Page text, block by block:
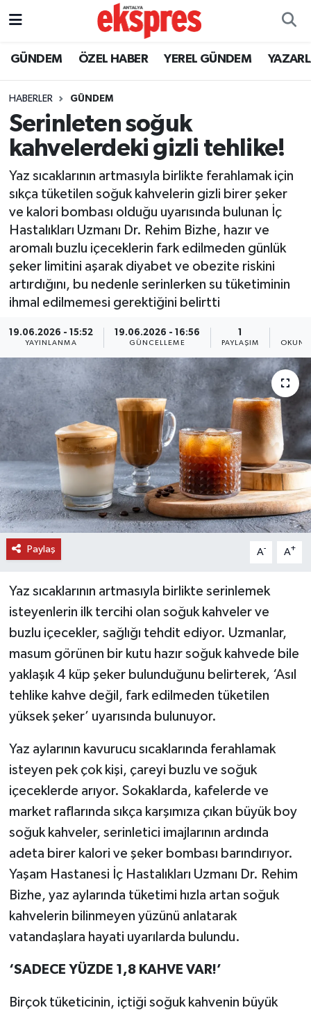
GÜNDEM ÖZEL HABER YEREL GÜNDEM
HABERLER GÜNDEM
Serinleten soğuk
kahvelerdeki gizli tehlike!
Yaz sıcaklarının artmasıyla birlikte ferahlamak için
sıkça tüketilen soğuk kahvelerin gizli birer şeker
ve kalori bombası olduğu uyarısında bulunan İç
Hastalıkları Uzmanı Dr. Rehim Bizhe, hazır ve
aromalı buzlu içeceklerin fark edilmeden günlük
şeker limitini aşarak diyabet ve obezite riskini
artırdığını, bu nedenle serinlerken su tüketiminin
ihmal edilmemesi gerektiğini belirtti
19.06.2026 - 15:52
YAYINLANMA
19.06.2026 - 16:56
GÜNCELLEME
1
PAYLAŞIM
Paylaş A- A+
Yaz sıcaklarının artmasıyla birlikte serinlemek
isteyenlerin ilk tercihi olan soğuk kahveler ve
buzlu içecekler, sağlığı tehdit ediyor. Uzmanlar,
masum görünen bir kutu hazır soğuk kahvede bile
yaklaşık 4 küp şeker bulunduğunu belirterek, ‘Asıl
tehlike kahve değil, fark edilmeden tüketilen
yüksek şeker’ uyarısında bulunuyor.
Yaz aylarının kavurucu sıcaklarında ferahlamak
isteyen pek çok kişi, çareyi buzlu ve soğuk
içeceklerde arıyor. Sokaklarda, kafelerde ve
market raflarında sıkça karşımıza çıkan büyük boy
soğuk kahveler, serinletici imajlarının ardında
adeta birer kalori ve şeker bombası barındırıyor.
Yaşam Hastanesi İç Hastalıkları Uzmanı Dr. Rehim
Bizhe, yaz aylarında tüketimi hızla artan soğuk
kahvelerin bilinmeyen yüzünü anlatarak
vatandaşlara hayati uyarılarda bulundu.
‘SADECE YÜZDE 1,8 KAHVE VAR!’
Birçok tüketicinin, içtiği soğuk kahvenin büyük
ÖZEL HABER
YEREL GÜNDEM
EKONOMİ
KÜLTÜR - SANAT
SPOR
SİYASET
SAĞLIK
DÜNYA
EĞİTİM
TURİZM
RÖPORTAJ
VİDEO HABERLER
YAZARLAR
RESMİ İLAN
MAGAZİN
Nöbetçi Eczaneler
Trafik Durumu
Süper Lig Puan Durumu ve Fikstür
Tüm Manşetler
Son Dakika Haberleri
Haber Arşivi